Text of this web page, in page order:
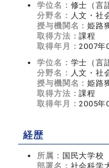
学位名： 修士（言
分野名： 人文・社
授与機関名：姫路
取得方法：課程
取得年月：2007年
学位名： 学士（言
分野名： 人文・社
授与機関名：姫路
取得方法：課程
取得年月：2005年
経歴
所属： 国民大学校
部署名： 社会科学